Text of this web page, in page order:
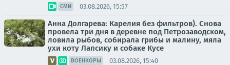
СМИ 03.08.2026, 15:57
Анна Долгарева: Карелия без фильтров). Снова
провела три дня в деревне под Петрозаводском,
ловила рыбов, собирала грибы и малину, мяла
ухи коту Лапсику и собаке Кусе
ВОЕНКОРЫ 03.08.2026, 15:40